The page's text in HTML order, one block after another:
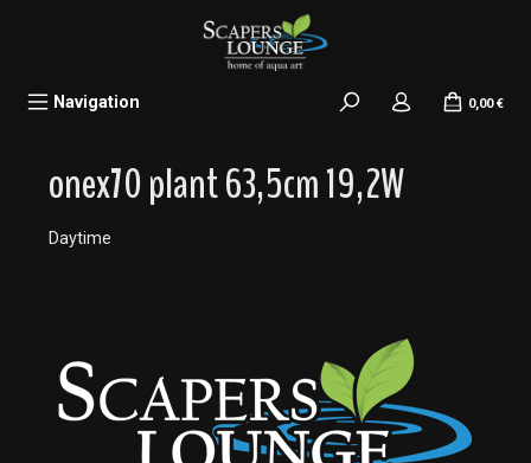
Navigation 0,00 €
onex70 plant 63,5cm 19,2W
Daytime